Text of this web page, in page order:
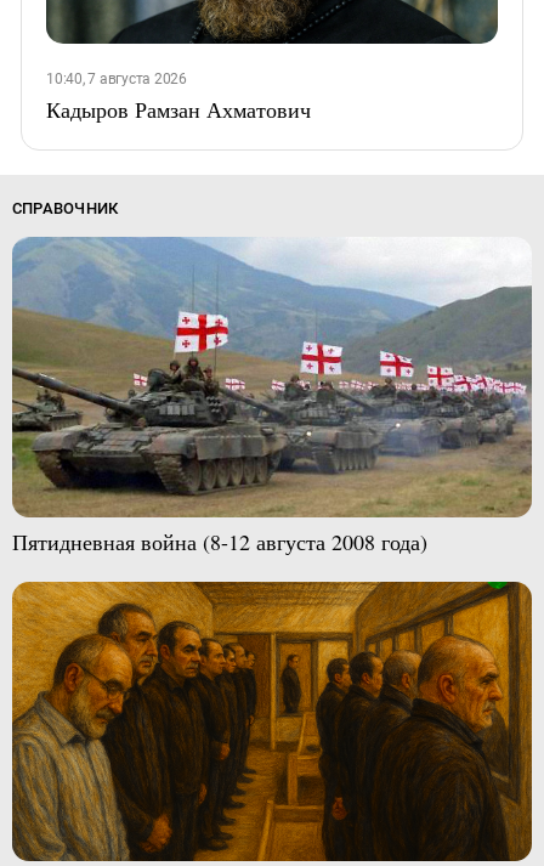
10:40, 7 августа 2026
Кадыров Рамзан Ахматович
СПРАВОЧНИК
Пятидневная война (8-12 августа 2008 года)